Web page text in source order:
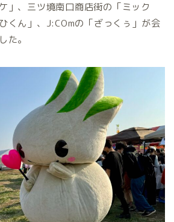
」、三ツ境南口商店街の「ミック
くん」、J:COmの「ざっくぅ」が会
た。